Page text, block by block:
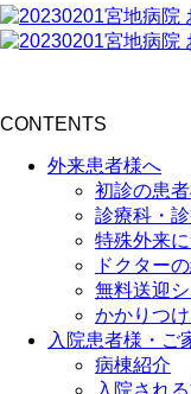
CONTENTS
外来患者様へ
初診の患
診療科・
特殊外来
ドクター
無料送迎
かかりつ
入院患者様・ご
病棟紹介